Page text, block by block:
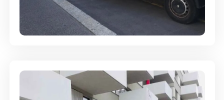
Full-Service - Für Privatumzüge